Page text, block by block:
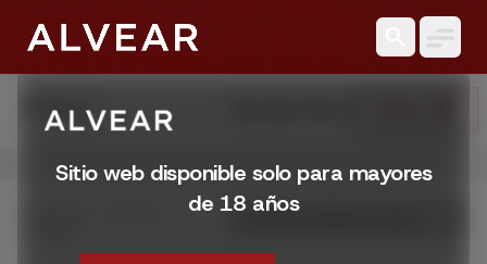
Sitio web disponible solo para mayores
de 18 años
Buscar
Licorería Alvear | Catálogo online
Catálogo online de Licorería Alvear. Comprá con envíos en